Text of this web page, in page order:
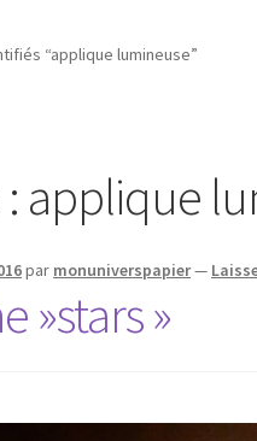
“applique lumineuse”
applique
par monuniverspapier—
»stars »